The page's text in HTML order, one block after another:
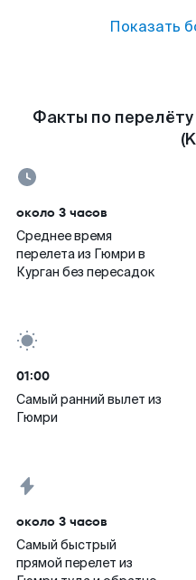
Показать
Факты по
около 3 часов
Среднее время
перелета из Гюмри в
Курган без пересадок
01:00
Самый ранний вылет из
Гюмри
около 3 часов
Самый быстрый
прямой перелет из